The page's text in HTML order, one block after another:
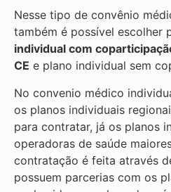
Nesse tipo de convênio
também é possível escolher
individual com
CE e plano individual sem
No convenio médico
os planos individuais
para contratar, já os planos
operadoras de saúde
contratação é feita através
possuem parcerias com os